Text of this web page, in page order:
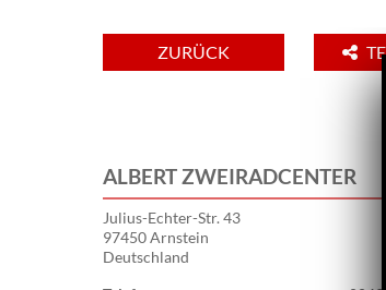
ZURÜCK
ALBERT ZWEIRADCENTER
Julius-Echter-Str. 43
97450 Arnstein
Deutschland